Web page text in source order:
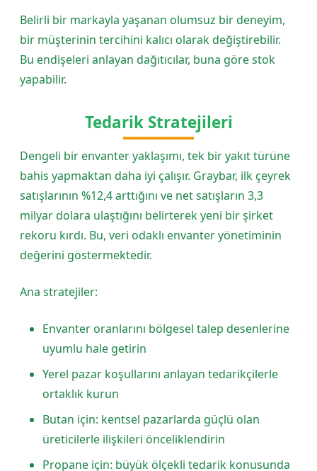
Belirli bir markayla yaşanan olumsuz bir deneyim,
bir müşterinin tercihini kalıcı olarak değiştirebilir.
Bu endişeleri anlayan dağıtıcılar, buna göre stok
yapabilir.
Tedarik Stratejileri
Dengeli bir envanter yaklaşımı, tek bir yakıt türüne
bahis yapmaktan daha iyi çalışır. Graybar, ilk çeyrek
satışlarının %12,4 arttığını ve net satışların 3,3
milyar dolara ulaştığını belirterek yeni bir şirket
rekoru kırdı. Bu, veri odaklı envanter yönetiminin
değerini göstermektedir.
Ana stratejiler:
Envanter oranlarını bölgesel talep desenlerine
uyumlu hale getirin
Yerel pazar koşullarını anlayan tedarikçilerle
ortaklık kurun
Butan için: kentsel pazarlarda güçlü olan
üreticilerle ilişkileri önceliklendirin
Propane için: büyük ölçekli tedarik konusunda